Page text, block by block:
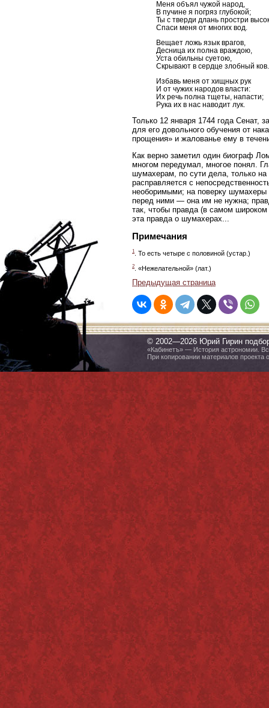
Меня объял чужой народ,
В пучине я погряз глубокой;
Ты с тверди длань простри
Спаси меня от многих вод.
Вещает ложь язык врагов,
Десница их полна враждою,
Уста обильны суетою,
Скрывают в сердце злобный
Избавь меня от хищных рук
И от чужих народов власти:
Их речь полна тщеты, напасти;
Рука их в нас наводит лук.
Только 12 января 1744 года Сенат,
для его довольного обучения от
прощения» и жалованье ему в
Как верно заметил один биограф
многом передумал, многое понял.
шумахерам, по сути дела, только на
расправляется с
необоримыми; на поверку шумахеры
перед ними — она им не нужна;
так, чтобы правда (в самом
эта правда о шумахерах...
Примечания
1 . То есть четыре с половиной (устар.)
2 . «Нежелательной» (лат.)
Предыдущая страница
© 2002—2026 Юрий Гирин
«Кабинетъ» — История астрономии.
При копировании материалов проекта